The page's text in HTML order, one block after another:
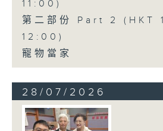
11:00)
第二部份 Part 2 (HKT
12:00)
寵物當家
28/07/2026